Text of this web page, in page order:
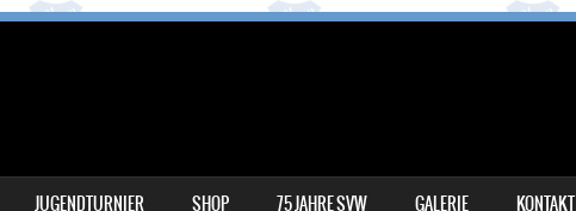
JUGENDTURNIER SHOP 75 JAHRE SVW GALERIE KONTAKT